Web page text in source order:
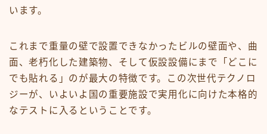
います。
これまで重量の壁で設置できなかったビルの壁面や、曲
面、老朽化した建築物、そして仮設設備にまで「どこに
でも貼れる」のが最大の特徴です。この次世代テクノロ
ジーが、いよいよ国の重要施設で実用化に向けた本格的
なテストに入るということです。